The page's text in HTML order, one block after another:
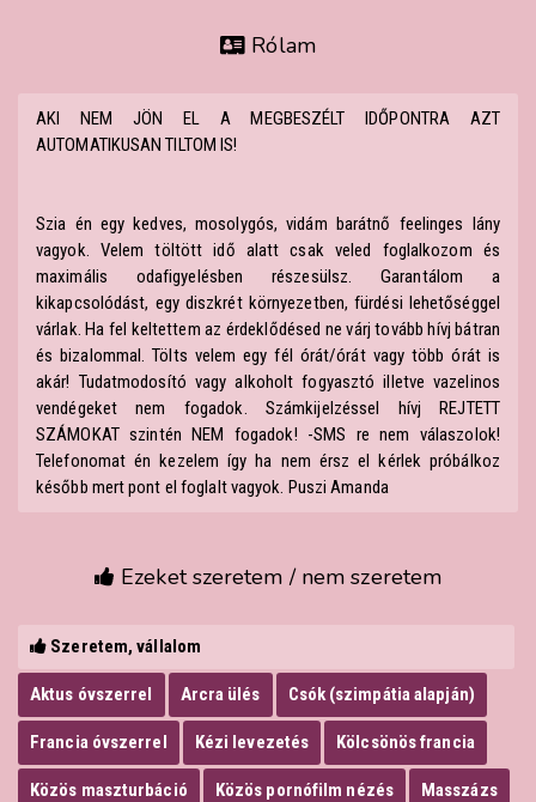
Rólam
AKI NEM JÖN EL A MEGBESZÉLT IDŐPONTRA AZT
AUTOMATIKUSAN TILTOM IS!
Szia én egy kedves, mosolygós, vidám barátnő feelinges lány
vagyok. Velem töltött idő alatt csak veled foglalkozom és
maximális odafigyelésben részesülsz. Garantálom a
kikapcsolódást, egy diszkrét környezetben, fürdési lehetőséggel
várlak. Ha fel keltettem az érdeklődésed ne várj tovább hívj bátran
és bizalommal. Tölts velem egy fél órát/órát vagy több órát is
akár! Tudatmodosító vagy alkoholt fogyasztó illetve vazelinos
vendégeket nem fogadok. Számkijelzéssel hívj REJTETT
SZÁMOKAT szintén NEM fogadok! -SMS re nem válaszolok!
Telefonomat én kezelem így ha nem érsz el kérlek próbálkoz
később mert pont el foglalt vagyok. Puszi Amanda
Ezeket szeretem / nem szeretem
Szeretem, vállalom
Aktus óvszerrel Arcra ülés Csók (szimpátia alapján)
Francia óvszerrel Kézi levezetés Kölcsönös francia
Közös maszturbáció Közös pornófilm nézés Masszázs